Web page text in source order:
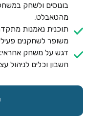
בונוסים ולשחק
מהטאבלט.
תוכנית נאמנות
משופר לשחקנים
דגש על משחק
חשבון וכלים לניהול